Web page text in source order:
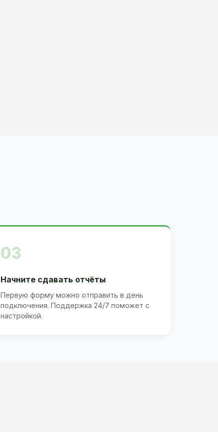
03
Начните сдавать отчёты
Первую форму можно отправить в день
подключения. Поддержка 24/7 поможет с
настройкой.